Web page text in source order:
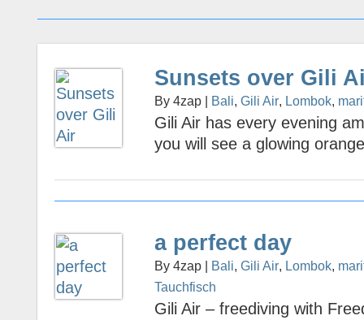
Sunsets over Gili
By 4zap | Bali, Gili Air, Lombok,
Gili Air has every evening
you will see a glowing
a perfect day
By 4zap | Bali, Gili Air, Lombok,
Tauchfisch
Gili Air – freediving with